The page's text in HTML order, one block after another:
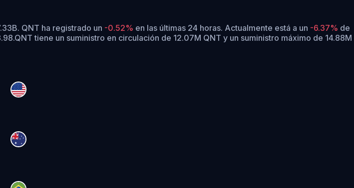
QNT ha registrado un -0.52% en las últimas 24 horas. Actualmente está a un -6.37% de
QNT tiene un suministro en circulación de 12.07M QNT y un suministro máximo de 14.88M